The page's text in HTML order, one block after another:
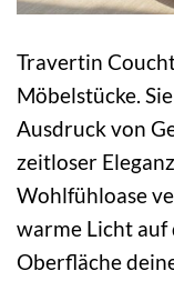
Travertin
Möbelstücke.
Ausdruck von
zeitloser
Wohlfühloase
warme Licht
Oberfläche